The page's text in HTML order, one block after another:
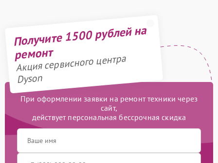
Получите 1500 рублей на
ремонт
Акция сервисного центра
Dyson
При оформлении заявки на ремонт техники через
сайт,
действует персональная бессрочная скидка